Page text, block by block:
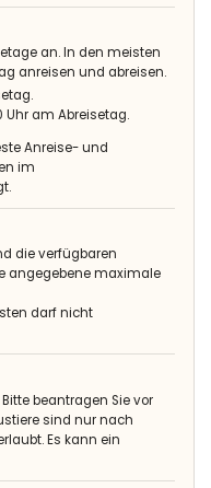
an. In den meisten
anreisen und abreisen.
am Abreisetag.
Anreise- und
im
die verfügbaren
angegebene maximale
darf nicht
beantragen Sie vor
sind nur nach
Es kann ein